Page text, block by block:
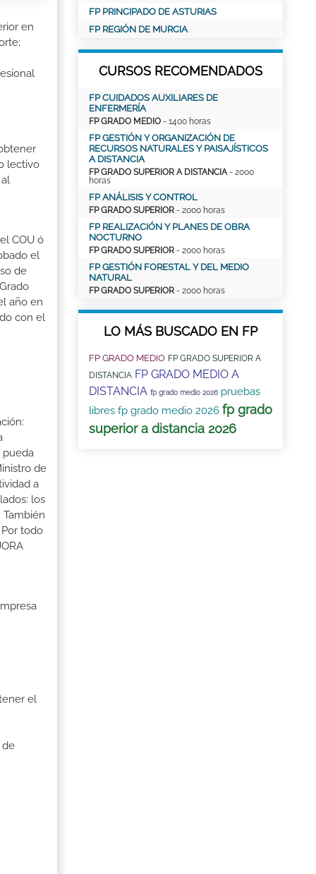
en
lectivo
COU ó
el
de
año en
con el
pueda
de
a
los
todo
el
de
FP PRINCIPADO DE ASTURIAS
FP REGIÓN DE MURCIA
CURSOS RECOMENDADOS
FP CUIDADOS AUXILIARES DE
ENFERMERÍA
FP GRADO MEDIO - 1400 horas
FP GESTIÓN Y ORGANIZACIÓN DE
RECURSOS NATURALES Y PAISAJÍSTICOS
A DISTANCIA
FP GRADO SUPERIOR A DISTANCIA- 2000
horas
FP ANÁLISIS Y CONTROL
FP GRADO SUPERIOR - 2000 horas
FP REALIZACIÓN Y PLANES DE OBRA
NOCTURNO
FP GRADO SUPERIOR - 2000 horas
FP GESTIÓN FORESTAL Y DEL MEDIO
NATURAL
FP GRADO SUPERIOR - 2000 horas
LO MÁS BUSCADO EN FP
FP GRADO MEDIO FP GRADO SUPERIOR A
DISTANCIA FP GRADO MEDIO A
DISTANCIA fp grado medio 2026 pruebas
libres fp grado medio 2026 fp grado
superior a distancia 2026